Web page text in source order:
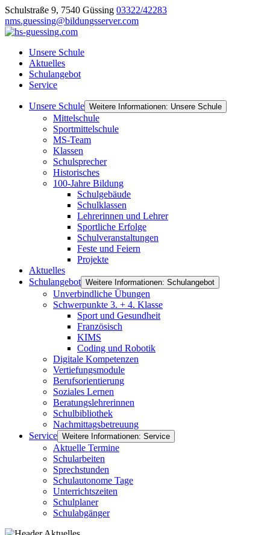
Schulstraße 9, 7540 Güssing 03322/42283
nms.guessing@bildungsserver.com
Unsere Schule
Aktuelles
Schulangebot
Service
Unsere Schule Weitere Informationen: Unsere Schule
Mittelschule
Sportmittelschule
MS-Team
Klassen
Schulsprecher
Historisches
100-Jahre Bildung
Schulgebäude
Schulklassen
Lehrerinnen und Lehrer
Sportliche Erfolge
Schulveranstaltungen
Feste und Feiern
Projekte
Aktuelles
Schulangebot Weitere Informationen: Schulangebot
Unverbindliche Übungen
Schwerpunkte 3. + 4. Klasse
Sport und Gesundheit
Französisch
KIMS
Coding und Robotik
Digitale Kompetenzen
Vertiefungsmodule
Berufsorientierung
Soziales Lernen
Beratungslehrerinnen
Schulbibliothek
Nachmittagsbetreuung
Service Weitere Informationen: Service
Aktuelle Termine
Schularbeiten
Sprechstunden
Schulautonome Tage
Unterrichtszeiten
Schulplaner
Schulabgänger